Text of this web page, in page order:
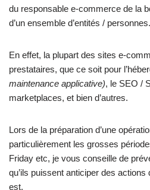
du responsable e-commerce de la
d’un ensemble d’entités / personnes.
En effet, la plupart des sites e-
prestataires, que ce soit pour
maintenance applicative), le SEO /
marketplaces, et bien d’autres.
Lors de la préparation d’une
particulièrement les grosses
Friday etc, je vous conseille de
qu’ils puissent anticiper des
est.